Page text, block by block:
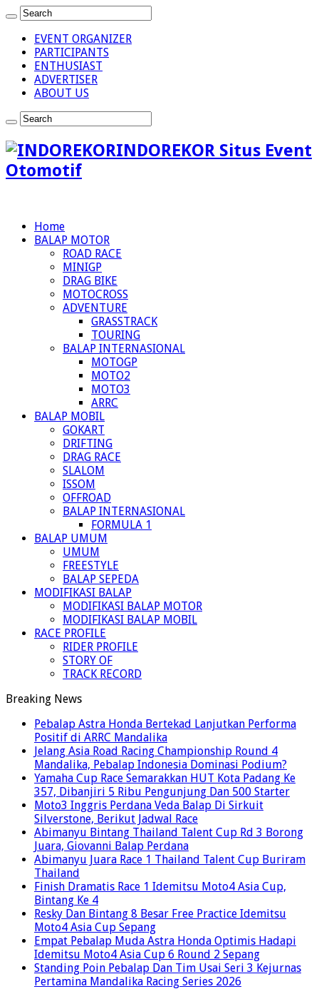
EVENT ORGANIZER
PARTICIPANTS
ENTHUSIAST
ADVERTISER
ABOUT US
INDOREKOR Situs Event
Otomotif
Home
BALAP MOTOR
ROAD RACE
MINIGP
DRAG BIKE
MOTOCROSS
ADVENTURE
GRASSTRACK
TOURING
BALAP INTERNASIONAL
MOTOGP
MOTO2
MOTO3
ARRC
BALAP MOBIL
GOKART
DRIFTING
DRAG RACE
SLALOM
ISSOM
OFFROAD
BALAP INTERNASIONAL
FORMULA 1
BALAP UMUM
UMUM
FREESTYLE
BALAP SEPEDA
MODIFIKASI BALAP
MODIFIKASI BALAP MOTOR
MODIFIKASI BALAP MOBIL
RACE PROFILE
RIDER PROFILE
STORY OF
TRACK RECORD
Breaking News
Pebalap Astra Honda Bertekad Lanjutkan Performa
Positif di ARRC Mandalika
Jelang Asia Road Racing Championship Round 4
Mandalika, Pebalap Indonesia Dominasi Podium?
Yamaha Cup Race Semarakkan HUT Kota Padang Ke
357, Dibanjiri 5 Ribu Pengunjung Dan 500 Starter
Moto3 Inggris Perdana Veda Balap Di Sirkuit
Silverstone, Berikut Jadwal Race
Abimanyu Bintang Thailand Talent Cup Rd 3 Borong
Juara, Giovanni Balap Perdana
Abimanyu Juara Race 1 Thailand Talent Cup Buriram
Thailand
Finish Dramatis Race 1 Idemitsu Moto4 Asia Cup,
Bintang Ke 4
Resky Dan Bintang 8 Besar Free Practice Idemitsu
Moto4 Asia Cup Sepang
Empat Pebalap Muda Astra Honda Optimis Hadapi
Idemitsu Moto4 Asia Cup 6 Round 2 Sepang
Standing Poin Pebalap Dan Tim Usai Seri 3 Kejurnas
Pertamina Mandalika Racing Series 2026